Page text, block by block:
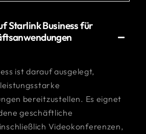
Starlink Business für
ist darauf ausgelegt,
bereitzustellen. Es eignet
geschäftliche
Videokonferenzen,